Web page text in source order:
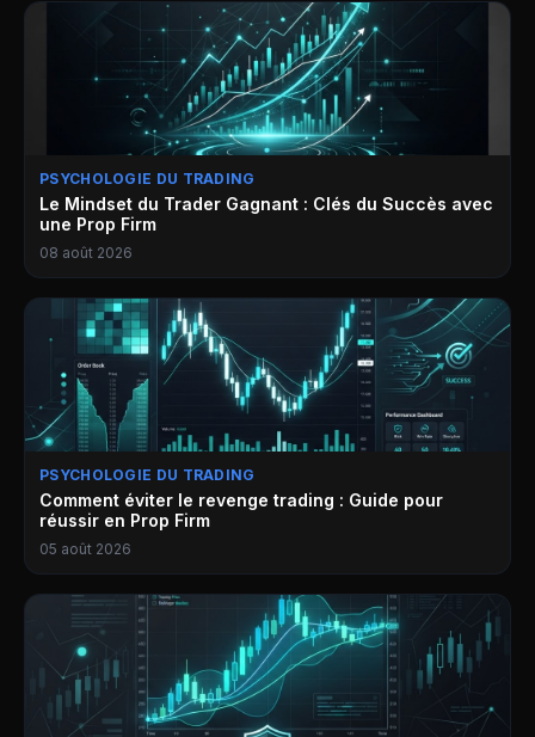
PSYCHOLOGIE DU TRADING
Le Mindset du Trader Gagnant : Clés du Succès avec
une Prop Firm
08 août 2026
PSYCHOLOGIE DU TRADING
Comment éviter le revenge trading : Guide pour
réussir en Prop Firm
05 août 2026